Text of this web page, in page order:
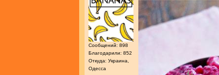
Сообщений: 898
Благодарили: 852
Откуда: Украина,
Одесса